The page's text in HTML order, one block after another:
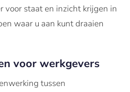
voor staat en inzicht krijgen in
waar u aan kunt draaien
voor werkgevers
tussen